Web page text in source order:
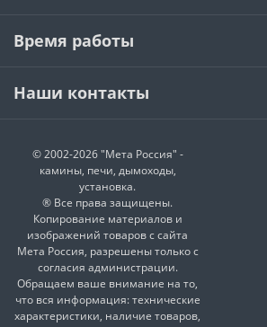
Время работы
Наши контакты
© 2002-2026 "Мета Россия" -
камины, печи, дымоходы,
установка.
® Все права защищены.
Копирование материалов и
изображений товаров с сайта
Мета Россия, разрешены только с
согласия администрации.
Обращаем ваше внимание на то,
что вся информация: технические
характеристики, наличие товаров,